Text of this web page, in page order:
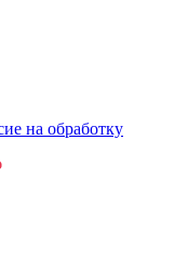
на обработку